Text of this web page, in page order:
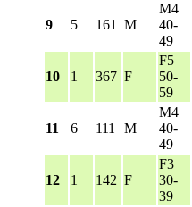
9 5 161 M
M4
40-
49
10 1 367 F
F5
50-
59
11 6 111 M
M4
40-
49
12 1 142 F
F3
30-
39